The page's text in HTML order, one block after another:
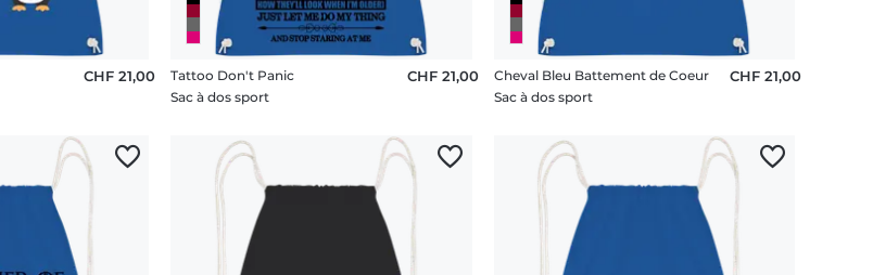
CHF 21,00
Tattoo Don't Panic
Sac à dos sport
CHF 21,00
Cheval Bleu Battement de Coeur
Sac à dos sport
CHF 21,00